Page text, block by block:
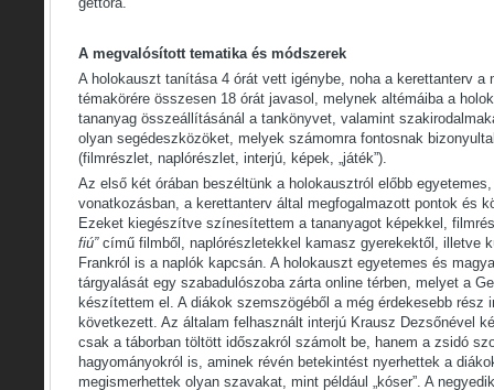
A megvalósított tematika és módszerek
A holokauszt tanítása 4 órát vett igénybe, noha a kerettanterv a
témakörére összesen 18 órát javasol, melynek altémáiba a
tananyag összeállításánál a tankönyvet, valamint
olyan segédeszközöket, melyek számomra fontosnak
(filmrészlet, naplórészlet, interjú, képek, „játék”).
Az első két órában beszéltünk a holokausztról előbb
vonatkozásban, a kerettanterv által megfogalmazott pontok és
Ezeket kiegészítve színesítettem a tananyagot képekkel,
fiú” című filmből, naplórészletekkel kamasz gyerekektől, illetve
Frankról is a naplók kapcsán. A holokauszt egyetemes és
tárgyalását egy szabadulószoba zárta online térben, melyet a
készítettem el. A diákok szemszögéből a még érdekesebb rész
következett. Az általam felhasznált interjú Krausz Dezsőnével
csak a táborban töltött időszakról számolt be, hanem a zsidó
hagyományokról is, aminek révén betekintést nyerhettek a
megismerhettek olyan szavakat, mint például „kóser”. A